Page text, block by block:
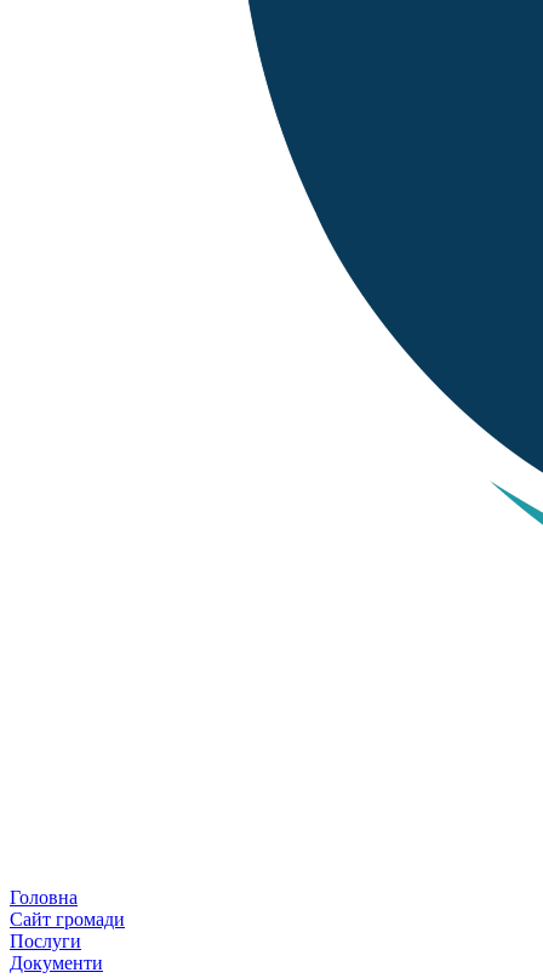
Головна
Сайт громади
Послуги
Документи